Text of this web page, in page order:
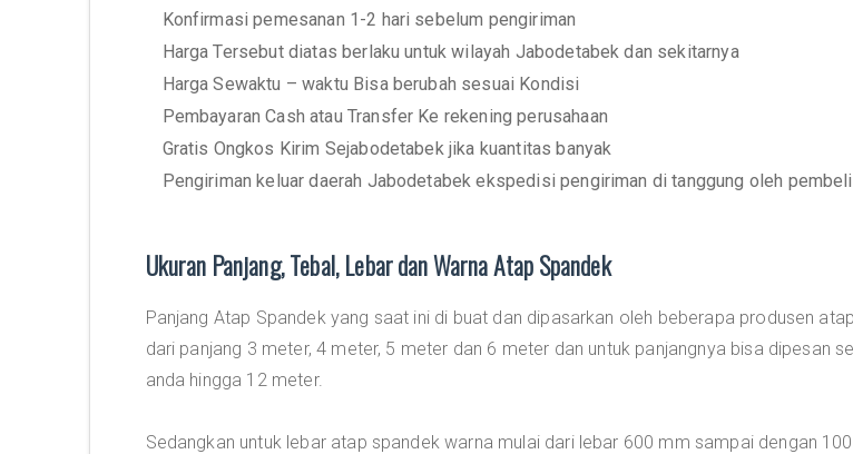
Konfirmasi pemesanan 1-2 hari sebelum pengiriman
Harga Tersebut diatas berlaku untuk wilayah Jabodetabek dan sekitarnya
Harga Sewaktu – waktu Bisa berubah sesuai Kondisi
Pembayaran Cash atau Transfer Ke rekening perusahaan
Gratis Ongkos Kirim Sejabodetabek jika kuantitas banyak
Pengiriman keluar daerah Jabodetabek ekspedisi pengiriman di tanggung oleh pembeli
Ukuran Panjang, Tebal, Lebar dan Warna Atap Spandek
Panjang Atap Spandek yang saat ini di buat dan dipasarkan oleh beberapa produsen
dari panjang 3 meter, 4 meter, 5 meter dan 6 meter dan untuk panjangnya bisa dipesan
anda hingga 12 meter.
Sedangkan untuk lebar atap spandek warna mulai dari lebar 600 mm sampai dengan